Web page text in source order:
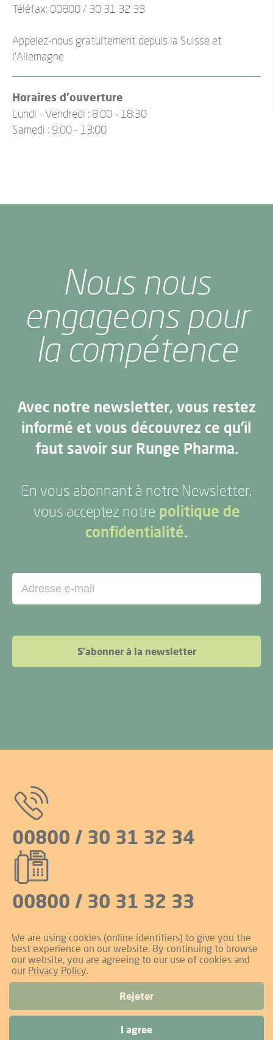
Téléfax: 00800 / 30 31 32 33
Appelez-nous gratuitement depuis la Suisse et
l’Allemagne
Horaires d'ouverture
Lundi - Vendredi : 8:00 - 18:30
Samedi : 9:00 - 13:00
Nous nous
engageons pour
la compétence
Avec notre newsletter, vous restez
informé et vous découvrez ce qu'il
faut savoir sur Runge Pharma.
En vous abonnant à notre Newsletter,
vous acceptez notre politique de
confidentialité.
00800 / 30 31 32 34
00800 / 30 31 32 33
Appelez-nous gratuitement depuis la Suisse et
l’Allemagne
©2017 Runge Pharma |CGV|Mentions légales
Protection des données
We are using cookies (online identifiers) to give you the
best experience on our website. By continuing to browse
our website, you are agreeing to our use of cookies and
our Privacy Policy.
I agree
Rejeter